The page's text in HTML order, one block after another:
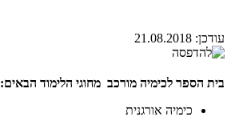
עודכן: 21.08.2018
בית הספר לכימיה מורכב מחוגי הלימוד הבאים:
כימיה אורגנית